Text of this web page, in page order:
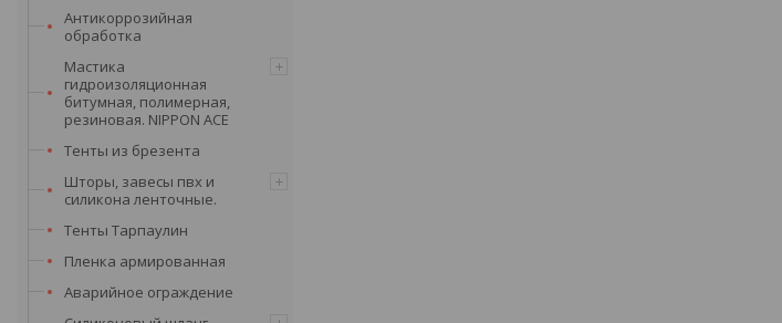
Антикоррозийная
обработка
Мастика
гидроизоляционная
битумная, полимерная,
резиновая. NIPPON ACE
Тенты из брезента
Шторы, завесы пвх и
силикона ленточные.
Тенты Тарпаулин
Пленка армированная
Аварийное ограждение